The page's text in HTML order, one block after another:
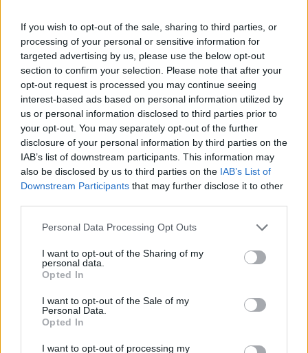
If you wish to opt-out of the sale, sharing to third parties, or
processing of your personal or sensitive information for
targeted advertising by us, please use the below opt-out
section to confirm your selection. Please note that after your
opt-out request is processed you may continue seeing
interest-based ads based on personal information utilized by
us or personal information disclosed to third parties prior to
your opt-out. You may separately opt-out of the further
disclosure of your personal information by third parties on the
IAB’s list of downstream participants. This information may
also be disclosed by us to third parties on the IAB’s List of
Downstream Participants that may further disclose it to other
Please note that this website/app uses one or more Google
not limited to your visit or usage behaviour. You may click to
grant or deny consent to Google and its third-party tags to
use your data for below specified purposes in below Google
consent section.
Personal Data Processing Opt Outs
I want to opt-out of the Sharing of my
personal data.
Opted In
I want to opt-out of the Sale of my
Personal Data.
Opted In
I want to opt-out of processing my
A négyszeres világbajnok etapja kis híján
rémálommá vált, amikor egy gyors szakaszon
majdnem elveszítette az uralmát az autó felett, és
csak centiken múlt, hogy nem csapódott a
korlátba. A megingás azonban nem törte meg a
lendületét, néhány körrel később már támadó
üzemmódban autózott.
EZEKET IS AJÁNLJUK